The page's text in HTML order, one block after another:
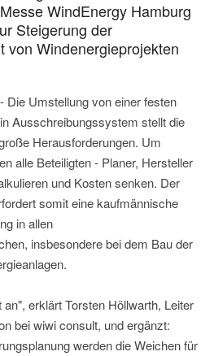
WindEnergy Hamburg
Steigerung der
von Windenergieprojekten
Die Umstellung von einer festen
Ausschreibungssystem stellt die
Herausforderungen. Um
alle Beteiligten - Planer, Hersteller
und Kosten senken. Der
somit eine kaufmännische
in allen
insbesondere bei dem Bau der
erklärt Torsten Höllwarth, Leiter
bei wiwi consult, und ergänzt:
werden die Weichen für